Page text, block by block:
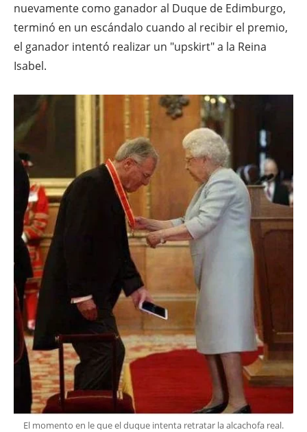
nuevamente como ganador al Duque de Edimburgo,
terminó en un escándalo cuando al recibir el premio,
el ganador intentó realizar un "upskirt" a la Reina
Isabel.
El momento en le que el duque intenta retratar la alcachofa real.